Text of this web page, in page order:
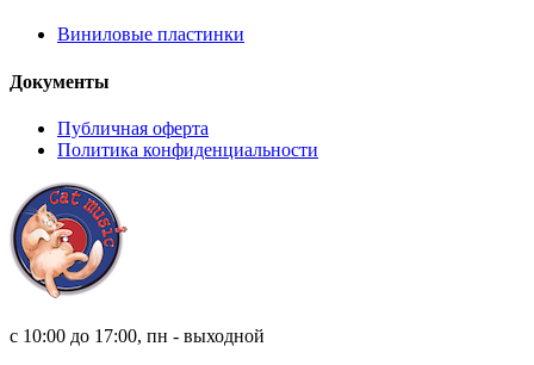
Виниловые пластинки
Документы
Публичная оферта
Политика конфиденциальности
с 10:00 до 17:00, пн - выходной